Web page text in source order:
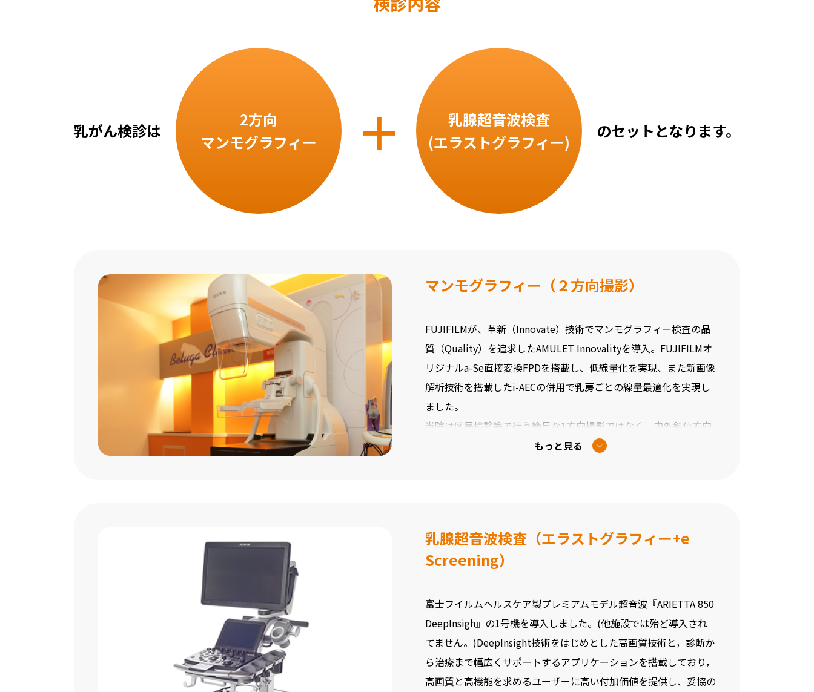
乳がん検診は
2方向
マンモグラフィー
＋
乳腺超音波検査
(エラストグラフィー)
のセットとなります。
マンモグラフィー（２方向撮影）
FUJIFILMが、革新（Innovate）技術でマンモグラフィー検査の品
質（Quality）を追求したAMULET Innovalityを導入。FUJIFILMオ
リジナルa-Se直接変換FPDを搭載し、低線量化を実現、また新画像
解析技術を搭載したi-AECの併用で乳房ごとの線量最適化を実現し
ました。
当院は区民検診等で行う簡易な1方向撮影ではなく、内外斜位方向
と頭尾方向のマンモグラフィーガイドライン標準撮影と規定された
もっと見る
乳腺超音波検査（エラストグラフィー+e
Screening）
富士フイルムヘルスケア製プレミアムモデル超音波『ARIETTA 850
DeepInsigh』の1号機を導入しました。(他施設では殆ど導入され
てません。)DeepInsight技術をはじめとした高画質技術と，診断か
ら治療まで幅広くサポートするアプリケーションを搭載しており，
高画質と高機能を求めるユーザーに高い付加価値を提供し、妥協の